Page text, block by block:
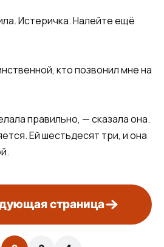
Истеричка. Налейте ещё
кто позвонил мне на
правильно, — сказала она.
Ей шестьдесят три, и она
страница